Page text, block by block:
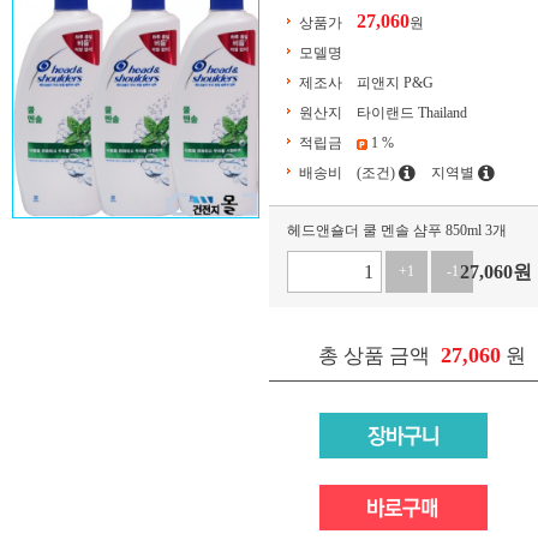
상품가
27,060원
모델명
제조사
피앤지 P&G
원산지
타이랜드 Thailand
적립금
1 %
배송비
(조건) 지역별
헤드앤숄더 쿨 멘솔 샴푸 850ml 3개
+1 -127,060원
총 상품 금액 27,060 원